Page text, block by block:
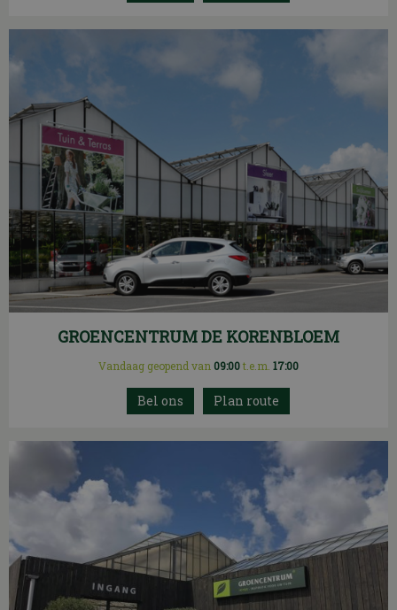
GROENCENTRUM DE KORENBLOEM
Vandaag geopend van 09:00t.e.m. 17:00
Plan route